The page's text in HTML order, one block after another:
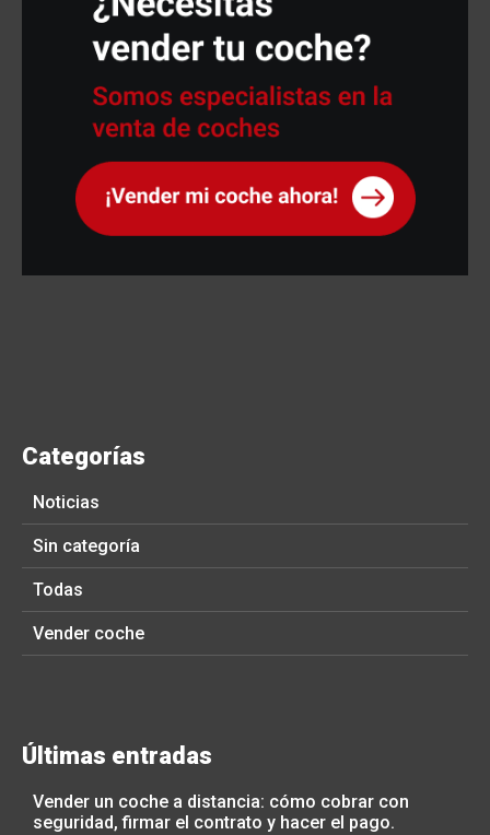
Categorías
Noticias
Sin categoría
Todas
Vender coche
Últimas entradas
Vender un coche a distancia: cómo cobrar con
seguridad, firmar el contrato y hacer el pago.